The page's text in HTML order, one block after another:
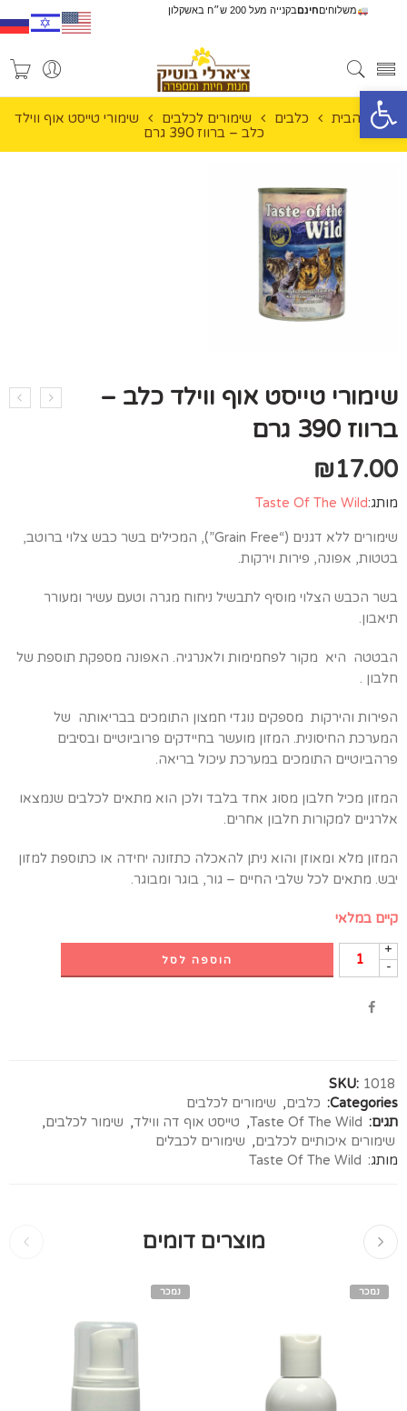
פתח סרגל נגישות
משלוחיםחינםבקנייה מעל 200 ש״ח באשקלון
עמוד הבית כלבים שימורים לכלבים
שימורי טייסט אוף ווילד
כלב – ברווז 390 גרם
שימורי טייסט אוף ווילד כלב –
ברווז 390 גרם
₪17.00
מותג:Taste Of The Wild
שימורים ללא דגנים (“Grain Free”), המכילים בשר כבש צלוי ברוטב,
בטטות, אפונה, פירות וירקות.
בשר הכבש הצלוי מוסיף לתבשיל ניחוח מגרה וטעם עשיר ומעורר
תיאבון.
הבטטה היא מקור לפחמימות ולאנרגיה. האפונה מספקת תוספת של
חלבון .
הפירות והירקות מספקים נוגדי חמצון התומכים בבריאותה של
המערכת החיסונית. המזון מועשר בחיידקים פרוביוטיים ובסיבים
פרהביוטיים התומכים במערכת עיכול בריאה.
המזון מכיל חלבון מסוג אחד בלבד ולכן הוא מתאים לכלבים שנמצאו
אלרגיים למקורות חלבון אחרים.
המזון מלא ומאוזן והוא ניתן להאכלה כתזונה יחידה או כתוספת למזון
יבש. מתאים לכל שלבי החיים – גור, בוגר ומבוגר.
קיים במלאי
+
-
הוספה לסל
SKU: 1018
Categories:
כלבים, שימורים לכלבים
תגים: Taste Of The Wild
, טייסט אוף דה ווילד, שימור לכלבים,
שימורים איכותיים לכלבים, שימורים לכבלים
מותג: Taste Of The Wild
מוצרים דומים
נמכר נמכר